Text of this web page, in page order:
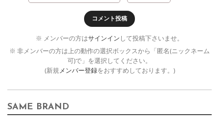
コメント投稿
※ メンバーの方はサインイン して投稿下さいませ。
※ 非メンバーの方は上の動作の選択ボックスから「匿名(ニックネーム
可)で」を選択してください。
(新規メンバー登録をおすすめしております。)
SAME BRAND